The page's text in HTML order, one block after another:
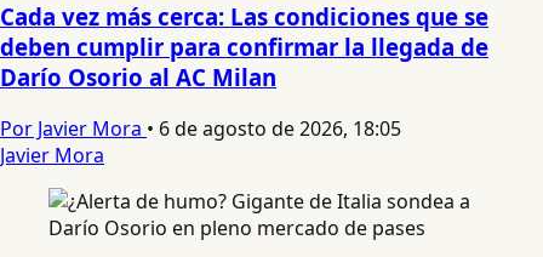
Cada vez más cerca: Las condiciones que se
deben cumplir para confirmar la llegada de
Darío Osorio al AC Milan
Por Javier Mora • 6 de agosto de 2026, 18:05
Javier Mora